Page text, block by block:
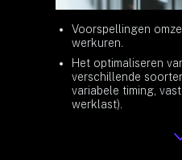
Voorspellingen
werkuren.
Het optimaliseren
verschillende
variabele timing,
werklast).